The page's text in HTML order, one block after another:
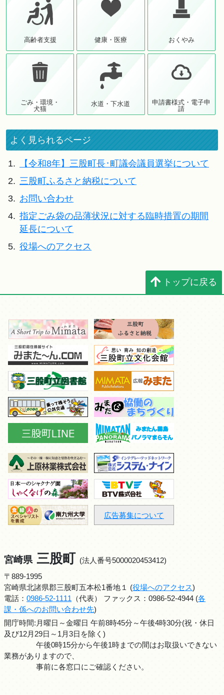
高齢者支援 健康・医療 おくやみ
ごみ・環境・
犬猫
水道・下水道
申請書様式・電子申
請
よく見られるページ
1.
【令和8年】三股町長･町議会議員選挙について
2. 三股町ふるさと納税について
3. お問い合わせ
4. 指定ごみ袋の品薄状況に対する臨時措置の期間
延長について
5. 役場へのアクセス
トップに戻る
広告募集について
宮崎県 三股町 (法人番号5000020453412)
〒889-1995
宮崎県北諸県郡三股町五本松1番地１ (役場へのアクセス)
電話： 0986-52-1111 （代表） ファックス：0986-52-4944 (各
課・係へのお問い合わせ先)
開庁時間:月曜日～金曜日 午前8時45分～午後4時30分(祝・休日
及び12月29日～1月3日を除く)
午後0時15分から午後1時までの間はお取扱いできない
業務がありますので、
事前に各窓口にご確認ください。